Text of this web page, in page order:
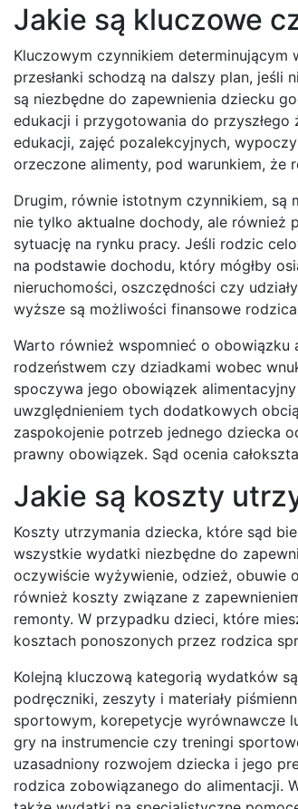
Jakie są kluczowe
Kluczowym czynnikiem determinującym
przesłanki schodzą na dalszy plan, jeśli
są niezbędne do zapewnienia dziecku
edukacji i przygotowania do
edukacji, zajęć pozalekcyjnych,
orzeczone alimenty, pod warunkiem, że
Drugim, równie istotnym czynnikiem,
nie tylko aktualne dochody, ale również
sytuację na rynku pracy. Jeśli rodzic
na podstawie dochodu, który mógłby
nieruchomości, oszczędności czy
wyższe są możliwości finansowe
Warto również wspomnieć o obowiązku
rodzeństwem czy dziadkami wobec
spoczywa jego obowiązek
uwzględnieniem tych dodatkowych
zaspokojenie potrzeb jednego dziecka
prawny obowiązek. Sąd ocenia
Jakie są koszty
Koszty utrzymania dziecka, które sąd
wszystkie wydatki niezbędne do
oczywiście wyżywienie, odzież, obuwie
również koszty związane z
remonty. W przypadku dzieci, które
kosztach ponoszonych przez rodzica
Kolejną kluczową kategorią wydatków
podręczniki, zeszyty i materiały
sportowym, korepetycje wyrównawcze
gry na instrumencie czy treningi
uzasadniony rozwojem dziecka i jego
rodzica zobowiązanego do alimentacji.